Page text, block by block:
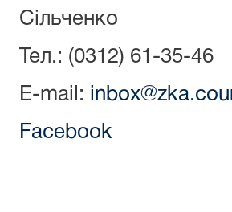
Сільченко
Тел.: (0312) 61-35-46
E-mail:
Facebook